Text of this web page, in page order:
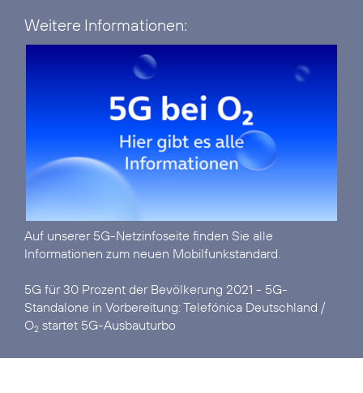
Weitere Informationen:
Auf unserer 5G-Netzinfoseite finden Sie alle
Informationen zum neuen Mobilfunkstandard.
5G für 30 Prozent der Bevölkerung 2021 - 5G-
Standalone in Vorbereitung: Telefónica Deutschland /
O2 startet 5G-Ausbauturbo